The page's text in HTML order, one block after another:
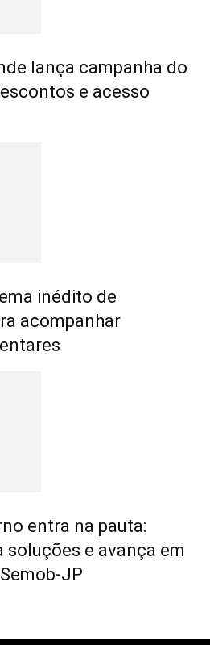
lança campanha do
e acesso
inédito de
acompanhar
entra na pauta:
soluções e avança em
JP